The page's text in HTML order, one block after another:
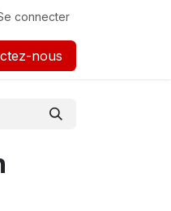
connecter
nous​​